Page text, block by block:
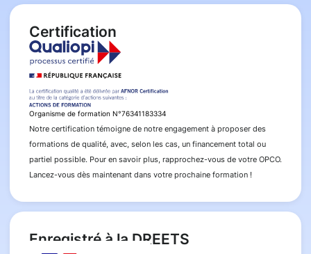
Certification
Organisme de formation N°76341183334
Notre certification témoigne de notre engagement à proposer des
formations de qualité, avec, selon les cas, un financement total ou
partiel possible. Pour en savoir plus, rapprochez-vous de votre OPCO.
Lancez-vous dès maintenant dans votre prochaine formation !
Enregistré à la DREETS